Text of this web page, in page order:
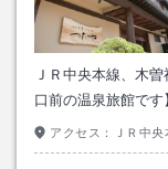
ＪＲ中央本線、木
口前の温泉旅館です】
アクセス： ＪＲ中